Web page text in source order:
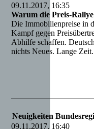
09.11.2017, 16:35
Warum die Preis-
Die Immobilienpreise in
Kampf gegen
Abhilfe schaffen.
nichts Neues. Lange
Neuigkeiten
09.11.2017, 16:40